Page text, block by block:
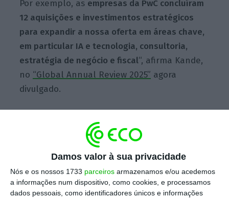
Damos valor à sua privacidade
Nós e os nossos 1733 parceiros armazenamos e/ou acedemos
a informações num dispositivo, como cookies, e processamos
dados pessoais, como identificadores únicos e informações
Por exemplo, as empresas da PwC concluíram
12 aquisições e investimentos estratégicos
para expandir a nossa oferta em áreas chave,
em particular IA e tecnologia, consultoria,
estratégia de negócio e fiscal“, afirma Kande,
no “Global Annual Review 2025” agora
divulgado.
De acordo com o responsável, a PwC acelerou
acelerou o investimento “para expandir os
recursos de IA de última geração em toda a
nossa rede”, incluindo a a “criação dehubsde
IA e centros de excelência em todo o mundo”.